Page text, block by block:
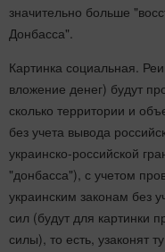
значительно больше
Донбасса".
Картинка социальная.
вложение денег) будут
сколько территории и
без учета вывода
украинско-российской
"донбасса"), с учетом
украинским законам без
сил (будут для картинки
силы), то есть, узаконят